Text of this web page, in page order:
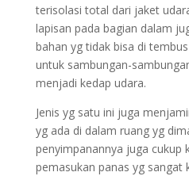
terisolasi total dari jaket
lapisan pada bagian dalam
bahan yg tidak bisa di
untuk sambungan-
menjadi kedap udara.
Jenis yg satu ini juga
yg ada di dalam ruang yg
penyimpanannya juga cukup
pemasukan panas yg sangat